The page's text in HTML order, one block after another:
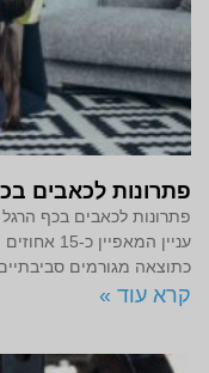
פתרונות לכאבים
פתרונות לכאבים בכף
עניין
כתוצאה מגורמים
קרא עוד »